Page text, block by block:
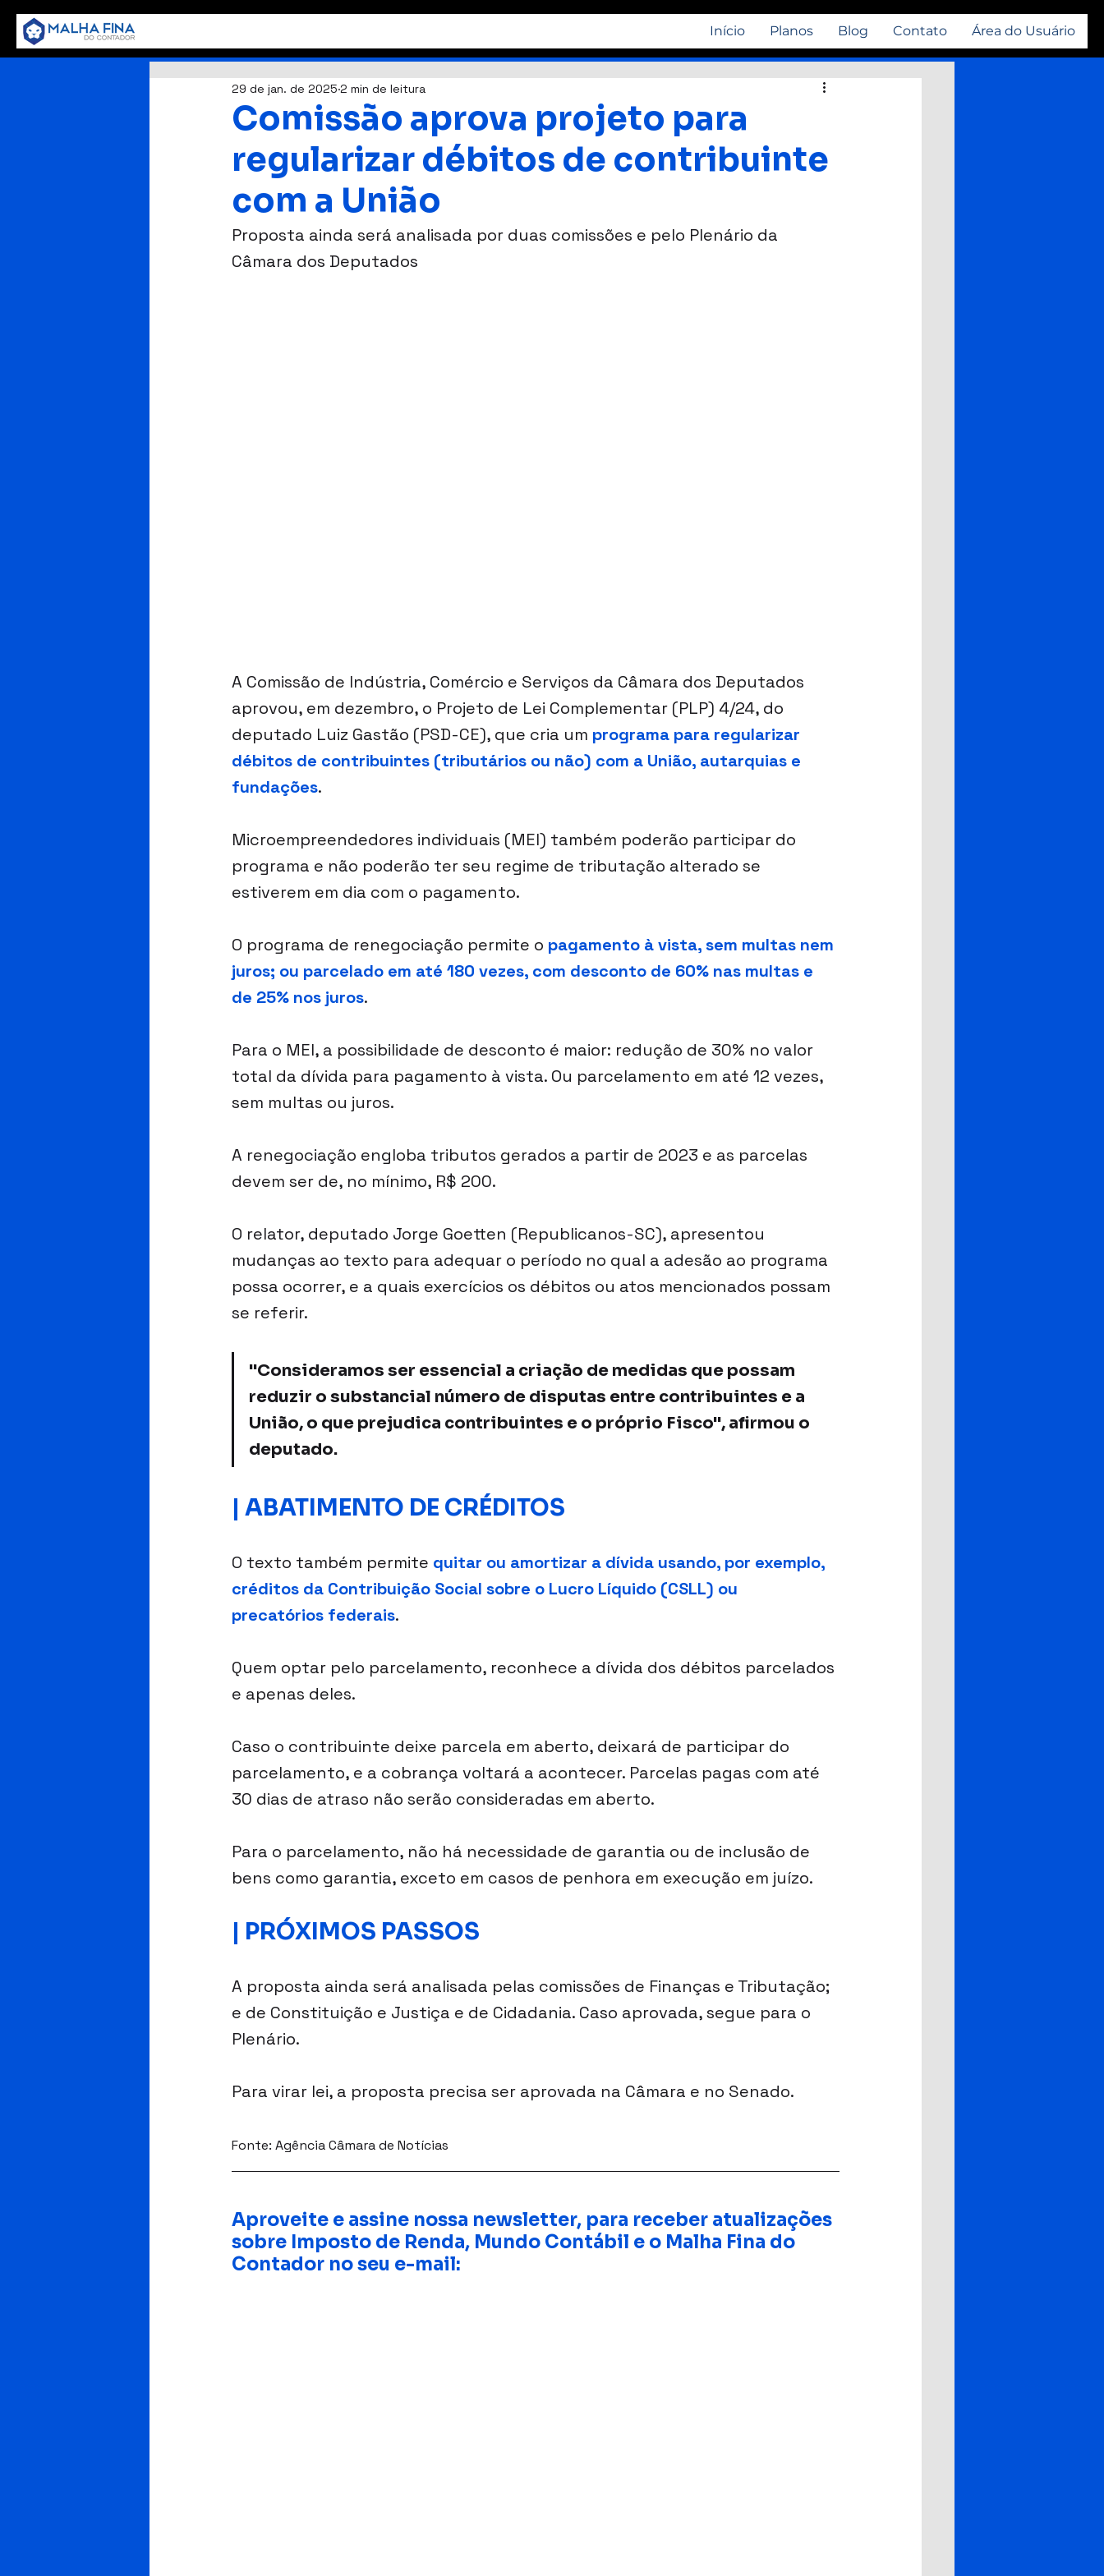
Início Planos Blog Contato Área do Usuário
Comissão aprova projeto para
regularizar débitos de contribuinte
com a União
29 de jan. de 2025 2 min de leitura
Proposta ainda será analisada por duas comissões e pelo Plenário da
Câmara dos Deputados
A Comissão de Indústria, Comércio e Serviços da Câmara dos Deputados
aprovou, em dezembro, o Projeto de Lei Complementar (PLP) 4/24, do
deputado Luiz Gastão (PSD-CE), que cria um programa para regularizar
débitos de contribuintes (tributários ou não) com a União, autarquias e
fundações.
Microempreendedores individuais (MEI) também poderão participar do
programa e não poderão ter seu regime de tributação alterado se
estiverem em dia com o pagamento.
O programa de renegociação permite o pagamento à vista, sem multas nem
juros; ou parcelado em até 180 vezes, com desconto de 60% nas multas e
de 25% nos juros.
Para o MEI, a possibilidade de desconto é maior: redução de 30% no valor
total da dívida para pagamento à vista. Ou parcelamento em até 12 vezes,
sem multas ou juros.
A renegociação engloba tributos gerados a partir de 2023 e as parcelas
devem ser de, no mínimo, R$ 200.
O relator, deputado Jorge Goetten (Republicanos-SC), apresentou
mudanças ao texto para adequar o período no qual a adesão ao programa
possa ocorrer, e a quais exercícios os débitos ou atos mencionados possam
se referir.
"Consideramos ser essencial a criação de medidas que possam
reduzir o substancial número de disputas entre contribuintes e a
União, o que prejudica contribuintes e o próprio Fisco", afirmou o
deputado.
| ABATIMENTO DE CRÉDITOS
O texto também permite quitar ou amortizar a dívida usando, por exemplo,
créditos da Contribuição Social sobre o Lucro Líquido (CSLL) ou
precatórios federais.
Quem optar pelo parcelamento, reconhece a dívida dos débitos parcelados
e apenas deles.
Caso o contribuinte deixe parcela em aberto, deixará de participar do
parcelamento, e a cobrança voltará a acontecer. Parcelas pagas com até
30 dias de atraso não serão consideradas em aberto.
Para o parcelamento, não há necessidade de garantia ou de inclusão de
bens como garantia, exceto em casos de penhora em execução em juízo.
| PRÓXIMOS PASSOS
A proposta ainda será analisada pelas comissões de Finanças e Tributação;
e de Constituição e Justiça e de Cidadania. Caso aprovada, segue para o
Plenário.
Para virar lei, a proposta precisa ser aprovada na Câmara e no Senado.
Fonte: Agência Câmara de Notícias
Aproveite e assine nossa newsletter, para receber atualizações
sobre Imposto de Renda, Mundo Contábil e o Malha Fina do
Contador no seu e-mail: